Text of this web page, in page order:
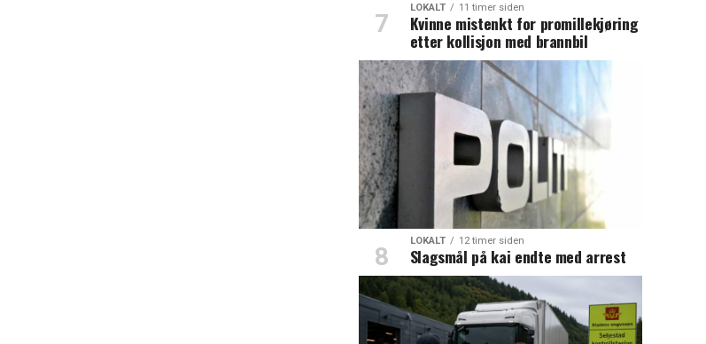
LOKALT 11 timer siden
Kvinne mistenkt for promillekjøring
etter kollisjon med brannbil
LOKALT 12 timer siden
Slagsmål på kai endte med arrest